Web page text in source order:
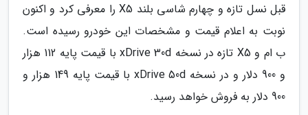
قبل نسل تازه و چهارم شاسی بلند X5 را معرفی کرد و اکنون
نوبت به اعلام قیمت و مشخصات این خودرو رسیده است.
ب ام و X5 تازه در نسخه xDrive 30d با قیمت پایه 112 هزار
و 900 دلار و در نسخه xDrive 50d با قیمت پایه 149 هزار و
900 دلار به فروش خواهد رسید.